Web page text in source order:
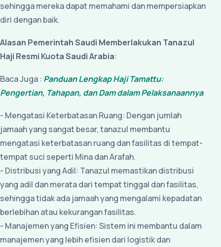
sehingga mereka dapat memahami dan mempersiapkan
diri dengan baik.
Alasan Pemerintah Saudi Memberlakukan Tanazul
Haji Resmi Kuota Saudi Arabia:
Baca Juga : Panduan Lengkap Haji Tamattu:
Pengertian, Tahapan, dan Dam dalam Pelaksanaannya
- Mengatasi Keterbatasan Ruang: Dengan jumlah
jamaah yang sangat besar, tanazul membantu
mengatasi keterbatasan ruang dan fasilitas di tempat-
tempat suci seperti Mina dan Arafah.
- Distribusi yang Adil: Tanazul memastikan distribusi
yang adil dan merata dari tempat tinggal dan fasilitas,
sehingga tidak ada jamaah yang mengalami kepadatan
berlebihan atau kekurangan fasilitas.
- Manajemen yang Efisien: Sistem ini membantu dalam
manajemen yang lebih efisien dari logistik dan